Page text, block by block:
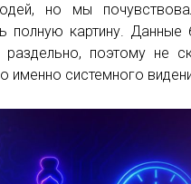
но мы
полную картину.
раздельно, поэтому не
именно системного